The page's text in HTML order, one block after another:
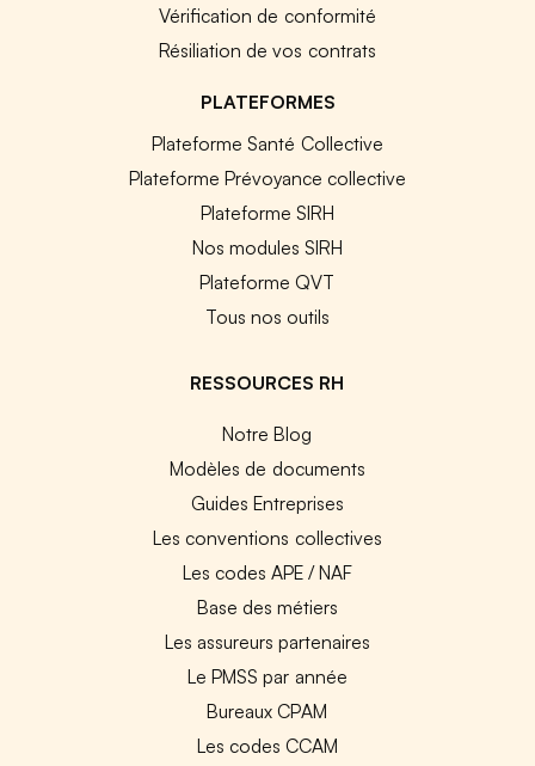
Vérification de conformité
Résiliation de vos contrats
PLATEFORMES
Plateforme Santé Collective
Plateforme Prévoyance collective
Plateforme SIRH
Nos modules SIRH
Plateforme QVT
Tous nos outils
RESSOURCES RH
Notre Blog
Modèles de documents
Guides Entreprises
Les conventions collectives
Les codes APE / NAF
Base des métiers
Les assureurs partenaires
Le PMSS par année
Bureaux CPAM
Les codes CCAM